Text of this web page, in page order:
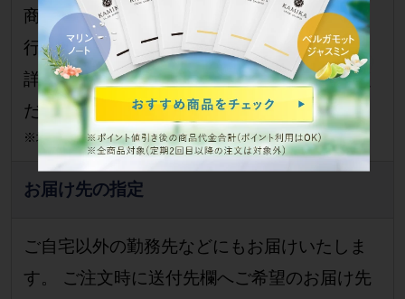
商品のお届けは運送会社 （ヤマト運輸）が代
行配達いたします。
詳しくヤマト運輸のホームページ
をご覧く
ださい。
※場合により、別の配送会社でのお届けとなります。
お届け先の指定
ご自宅以外の勤務先などにもお届けいたしま
す。 ご注文時に送付先欄へご希望のお届け先